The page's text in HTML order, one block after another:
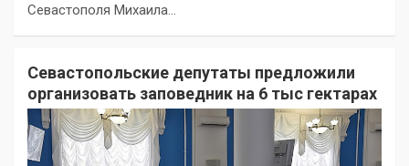
Севастополя Михаила…
Севастопольские депутаты предложили
организовать заповедник на 6 тыс гектарах